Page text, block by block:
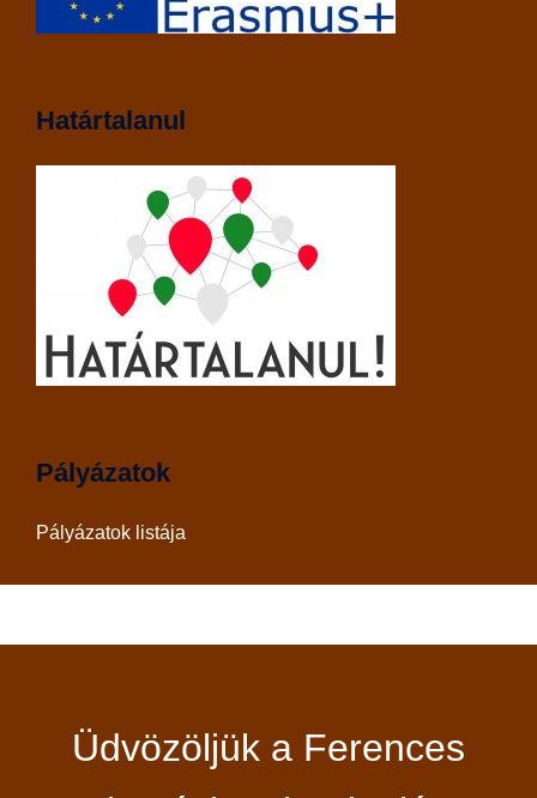
Határtalanul
Pályázatok
Pályázatok listája
Üdvözöljük a Ferences